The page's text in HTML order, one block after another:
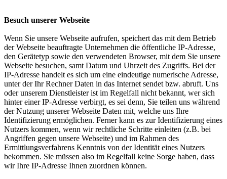
Besuch unserer Webseite
Wenn Sie unsere Webseite aufrufen, speichert das mit dem Betrieb
der Webseite beauftragte Unternehmen die öffentliche IP-Adresse,
den Gerätetyp sowie den verwendeten Browser, mit dem Sie unsere
Webseite besuchen, samt Datum und Uhrzeit des Zugriffs. Bei der
IP-Adresse handelt es sich um eine eindeutige numerische Adresse,
unter der Ihr Rechner Daten in das Internet sendet bzw. abruft. Uns
oder unserem Dienstleister ist im Regelfall nicht bekannt, wer sich
hinter einer IP-Adresse verbirgt, es sei denn, Sie teilen uns während
der Nutzung unserer Webseite Daten mit, welche uns Ihre
Identifizierung ermöglichen. Ferner kann es zur Identifizierung eines
Nutzers kommen, wenn wir rechtliche Schritte einleiten (z.B. bei
Angriffen gegen unsere Webseite) und im Rahmen des
Ermittlungsverfahrens Kenntnis von der Identität eines Nutzers
bekommen. Sie müssen also im Regelfall keine Sorge haben, dass
wir Ihre IP-Adresse Ihnen zuordnen können.